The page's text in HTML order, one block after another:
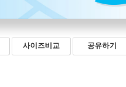
사이즈비교 공유하기